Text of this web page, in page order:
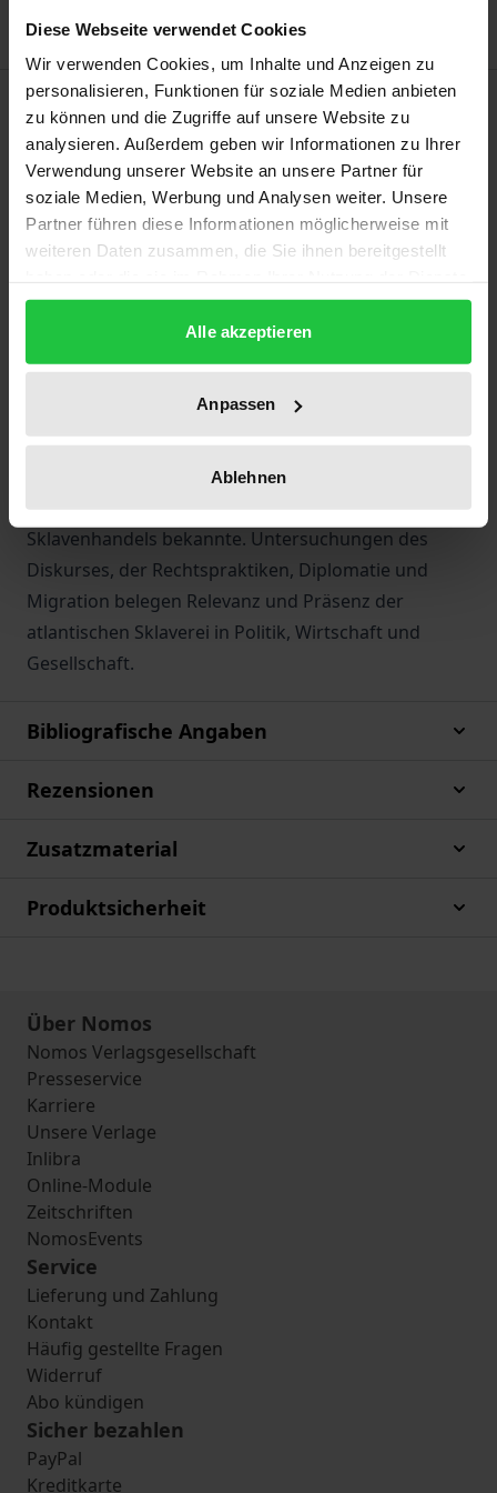
Diese Webseite verwendet Cookies
Wir verwenden Cookies, um Inhalte und Anzeigen zu
personalisieren, Funktionen für soziale Medien anbieten
zu können und die Zugriffe auf unsere Website zu
analysieren. Außerdem geben wir Informationen zu Ihrer
Verwendung unserer Website an unsere Partner für
soziale Medien, Werbung und Analysen weiter. Unsere
Partner führen diese Informationen möglicherweise mit
weiteren Daten zusammen, die Sie ihnen bereitgestellt
gesammelt haben.
Alle akzeptieren
Anpassen
Ablehnen
Beschreibung
Das Buch analysiert am Beispiel der Handelsstadt
Bremen erstmals mehrere Ebenen deutscher
Verflechtungen mit der atlantischen Sklaverei
gemeinsam und erweitert den bisher
Forschung. Bremer profitierten durch den Verkauf
schützte Bremer Sklavereiprofiteure aus
wirtschaftlichem und politischem Interesse auf
internationaler Ebene, während sie sich gleichzeitig
in internationalen Verträgen zur Unterdrückung des
Sklavenhandels bekannte. Untersuchungen des
Diskurses, der Rechtspraktiken, Diplomatie und
Migration belegen Relevanz und Präsenz der
atlantischen Sklaverei in Politik, Wirtschaft und
Gesellschaft.
Bibliografische Angaben
Rezensionen
Zusatzmaterial
Produktsicherheit
Über Nomos
Nomos Verlagsgesellschaft
Presseservice
Karriere
Unsere Verlage
Inlibra
Online-Module
Zeitschriften
NomosEvents
Service
Lieferung und Zahlung
Kontakt
Häufig gestellte Fragen
Widerruf
Abo kündigen
Sicher bezahlen
PayPal
Kreditkarte